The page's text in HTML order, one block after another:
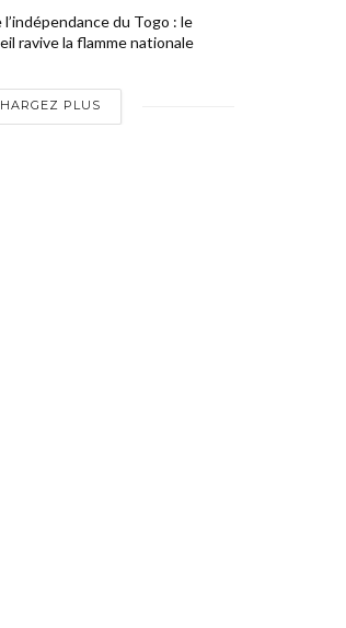
du Togo : le
ravive la flamme nationale
PLUS